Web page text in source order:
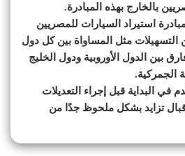
بالخارج بهذه المبادرة.
استيراد السيارات للمصريين
التسهيلات مثل المساواة بين كل دول
بين الدول الأوروبية ودول الخليج
الجمركية.
في البداية قبل إجراء التعديلات
تزايد بشكل ملحوظ جدًا من